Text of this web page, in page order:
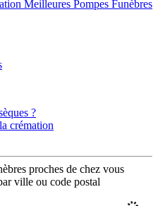
Meilleures Pompes Funèbres
?
crémation
proches de chez vous
ville ou code postal